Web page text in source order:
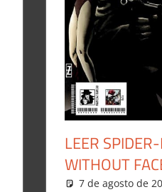
LEER
WITHOUT
7 de agosto de